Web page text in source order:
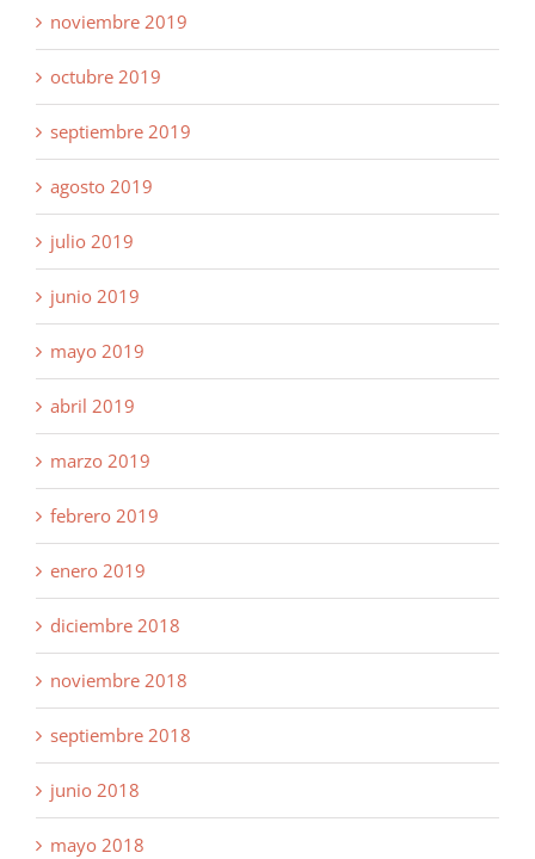
noviembre 2019
octubre 2019
septiembre 2019
agosto 2019
julio 2019
junio 2019
mayo 2019
abril 2019
marzo 2019
febrero 2019
enero 2019
diciembre 2018
noviembre 2018
septiembre 2018
junio 2018
mayo 2018